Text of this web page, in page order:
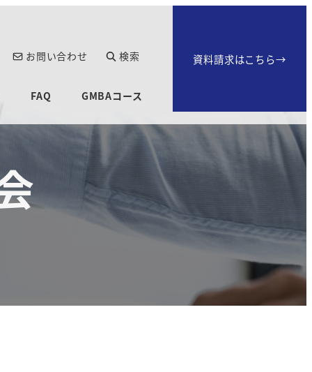
資料請求はこちら→
お問い合わせ 検索
FAQ GMBAコース